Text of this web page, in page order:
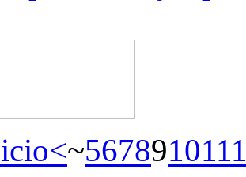
<~567891011